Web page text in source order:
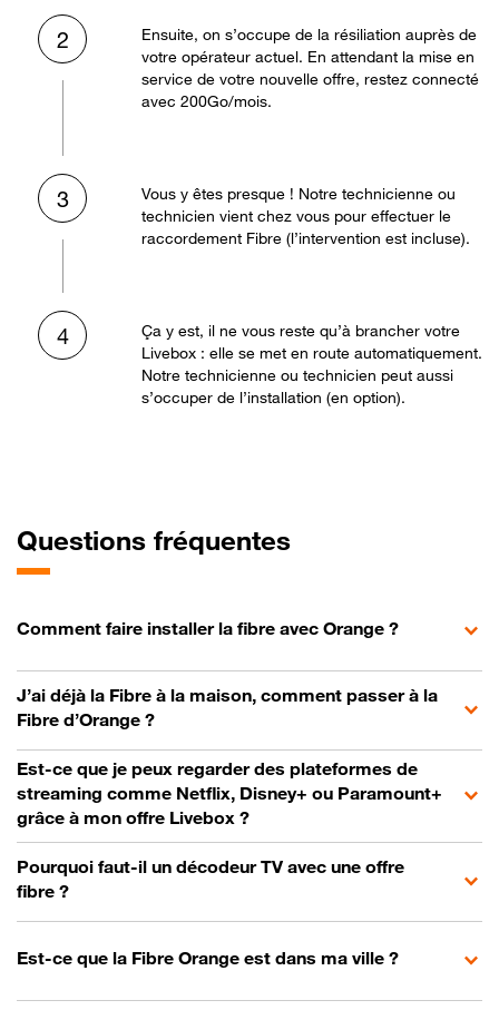
2
Ensuite, on s’occupe de la résiliation auprès de
votre opérateur actuel. En attendant la mise en
service de votre nouvelle offre, restez connecté
avec 200Go/mois.
3
Vous y êtes presque ! Notre technicienne ou
technicien vient chez vous pour effectuer le
raccordement Fibre (l’intervention est incluse).
4
Ça y est, il ne vous reste qu’à brancher votre
Livebox : elle se met en route automatiquement.
Notre technicienne ou technicien peut aussi
s’occuper de l’installation (en option).
Questions fréquentes
Comment faire installer la fibre avec Orange ?
J’ai déjà la Fibre à la maison, comment passer à la
Fibre d’Orange ?
Est-ce que je peux regarder des plateformes de
streaming comme Netflix, Disney+ ou Paramount+
grâce à mon offre Livebox ?
Pourquoi faut-il un décodeur TV avec une offre
fibre ?
Est-ce que la Fibre Orange est dans ma ville ?